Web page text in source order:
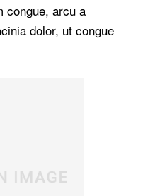
congue, arcu a
dolor, ut congue